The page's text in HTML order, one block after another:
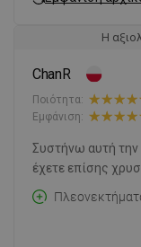
Η
ChanR
Ποιότητα:
Εμφάνιση:
Συστήνω αυτή την
έχετε επίσης